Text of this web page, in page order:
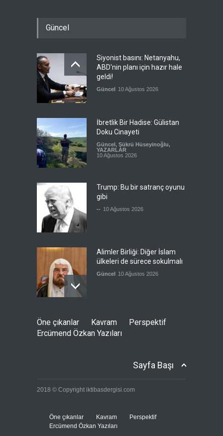
Güncel
Siyonist basını: Netanyahu,
ABD'nin planı için hazır hale
geldi!
Güncel 10 Ağustos 2026
İbretlik Bir Hadise: Gülistan
Doku Cinayeti
Güncel , Şükrü Hüseyinoğlu,
YAZARLAR
10 Ağustos 2026
Trump: Bu bir satranç oyunu
gibi
-- 10 Ağustos 2026
Alimler Birliği: Diğer İslam
ülkeleri de sürece sokulmalı
Güncel 10 Ağustos 2026
İletişim Başkanlığı, Mekke
Anlaşması için kampanya
düzenledi
İHA'larla mücadele ediyor
Öne çıkanlar Kavram
Perspektif
Ercümend Özkan Yazıları
Sayfa Başı
2018 © Copyright iktibasdergisi.com
Öne çıkanlar Kavram
Perspektif
Ercümend Özkan Yazıları